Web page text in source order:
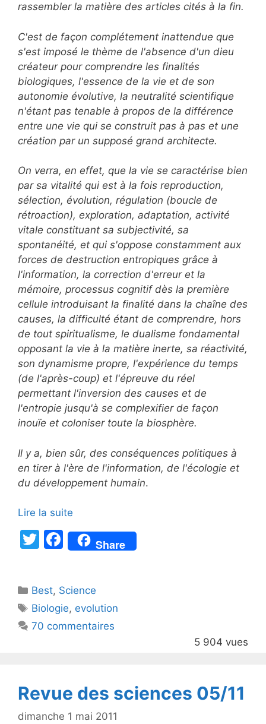
rassembler la matière des articles cités à la fin.
C'est de façon complétement inattendue que
s'est imposé le thème de l'absence d'un dieu
créateur pour comprendre les finalités
biologiques, l'essence de la vie et de son
autonomie évolutive, la neutralité scientifique
n'étant pas tenable à propos de la différence
entre une vie qui se construit pas à pas et une
création par un supposé grand architecte.
On verra, en effet, que la vie se caractérise bien
par sa vitalité qui est à la fois reproduction,
sélection, évolution, régulation (boucle de
rétroaction), exploration, adaptation, activité
vitale constituant sa subjectivité, sa
spontanéité, et qui s'oppose constamment aux
forces de destruction entropiques grâce à
l'information, la correction d'erreur et la
mémoire, processus cognitif dès la première
cellule introduisant la finalité dans la chaîne des
causes, la difficulté étant de comprendre, hors
de tout spiritualisme, le dualisme fondamental
opposant la vie à la matière inerte, sa réactivité,
son dynamisme propre, l'expérience du temps
(de l'après-coup) et l'épreuve du réel
permettant l'inversion des causes et de
l'entropie jusqu'à se complexifier de façon
inouïe et coloniser toute la biosphère.
Il y a, bien sûr, des conséquences politiques à
en tirer à l'ère de l'information, de l'écologie et
du développement humain.
Lire la suite
T
er
F
a
e
b
o
Share
Catégories
Best, Science
Étiquettes
Biologie, evolution
70 commentaires
5 904 vues
Revue des sciences 05/11
dimanche 1 mai 2011